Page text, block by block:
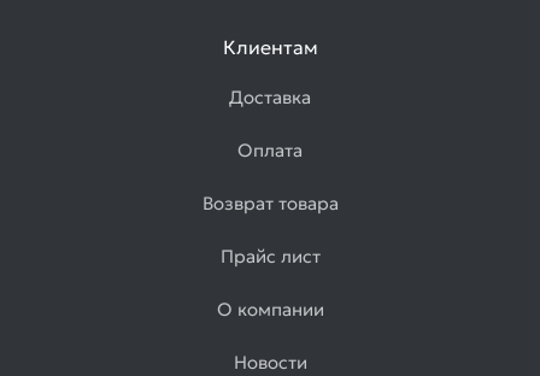
Клиентам
Доставка
Оплата
Возврат товара
Прайс лист
О компании
Новости